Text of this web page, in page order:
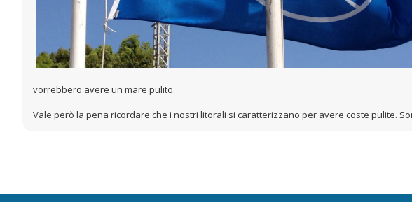
vorrebbero avere un mare pulito.
Vale però la pena ricordare che i nostri litorali si caratterizzano per avere coste pulite.